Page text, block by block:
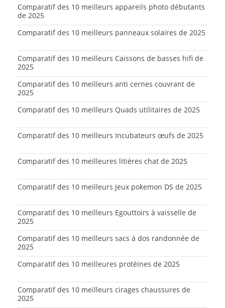
Comparatif des 10 meilleurs appareils photo débutants
de 2025
Comparatif des 10 meilleurs panneaux solaires de 2025
Comparatif des 10 meilleurs Caissons de basses hifi de
2025
Comparatif des 10 meilleurs anti cernes couvrant de
2025
Comparatif des 10 meilleurs Quads utilitaires de 2025
Comparatif des 10 meilleurs Incubateurs œufs de 2025
Comparatif des 10 meilleures litières chat de 2025
Comparatif des 10 meilleurs Jeux pokemon DS de 2025
Comparatif des 10 meilleurs Egouttoirs à vaisselle de
2025
Comparatif des 10 meilleurs sacs à dos randonnée de
2025
Comparatif des 10 meilleures protéines de 2025
Comparatif des 10 meilleurs cirages chaussures de
2025